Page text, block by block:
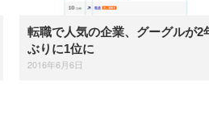
転職で人気の企業、グーグルが2
ぶりに1位に
2016年6月6日